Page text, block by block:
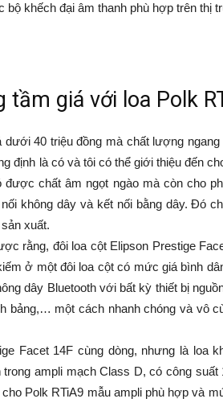
bộ khếch đại âm thanh phù hợp trên thị
giá với loa Polk
40 triệu đồng mà chất lượng
định là có và tôi có thể giới thiệu đến
chất âm ngọt ngào mà còn cho
không dây và kết nối bằng dây. Đó
xuất.
rằng, đôi loa cột Elipson Prestige
ở một đôi loa cột có mức giá bình
dây Bluetooth với bất kỳ thiết bị
bảng,… một cách nhanh chóng và vô
Facet 14F cùng dòng, nhưng là loa
ampli mạch Class D, có công suất
Polk RTiA9 mẫu ampli phù hợp và